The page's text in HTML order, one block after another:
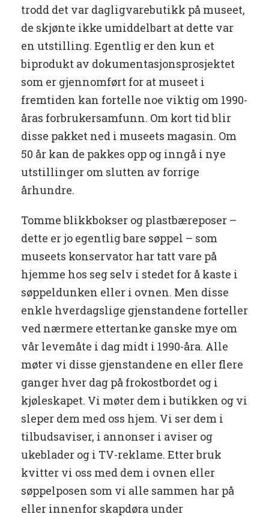
trodd det var dagligvarebutikk på museet,
de skjønte ikke umiddelbart at dette var
en utstilling. Egentlig er den kun et
biprodukt av dokumentasjonsprosjektet
som er gjennomført for at museet i
fremtiden kan fortelle noe viktig om 1990-
åras forbrukersamfunn. Om kort tid blir
disse pakket ned i museets magasin. Om
50 år kan de pakkes opp og inngå i nye
utstillinger om slutten av forrige
århundre.
Tomme blikkbokser og plastbæreposer –
dette er jo egentlig bare søppel – som
museets konservator har tatt vare på
hjemme hos seg selv i stedet for å kaste i
søppeldunken eller i ovnen. Men disse
enkle hverdagslige gjenstandene forteller
ved nærmere ettertanke ganske mye om
vår levemåte i dag midt i 1990-åra. Alle
møter vi disse gjenstandene en eller flere
ganger hver dag på frokostbordet og i
kjøleskapet. Vi møter dem i butikken og vi
sleper dem med oss hjem. Vi ser dem i
tilbudsaviser, i annonser i aviser og
ukeblader og i TV-reklame. Etter bruk
kvitter vi oss med dem i ovnen eller
søppelposen som vi alle sammen har på
eller innenfor skapdøra under